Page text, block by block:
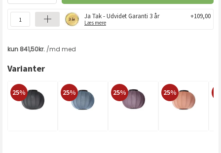
Ja Tak - Udvidet Garanti 3 år
Læs mere
+109,00
Varianter
25% 25% 25% 25%